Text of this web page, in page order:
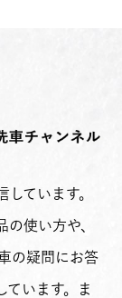
ています。
の使い方や、
の疑問にお答
ています。ま